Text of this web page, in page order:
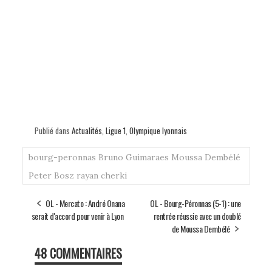
Publié dans Actualités, Ligue 1, Olympique lyonnais
bourg-peronnas Bruno Guimaraes Moussa Dembélé
Peter Bosz rayan cherki
OL - Mercato : André Onana
serait d'accord pour venir à Lyon
OL - Bourg-Péronnas (5-1) : une
rentrée réussie avec un doublé
de Moussa Dembélé
48 COMMENTAIRES